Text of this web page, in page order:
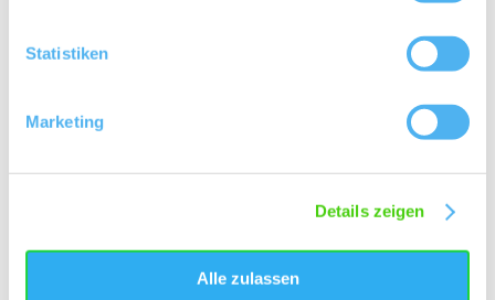
Statistiken
Marketing
Details zeigen
Alle zulassen